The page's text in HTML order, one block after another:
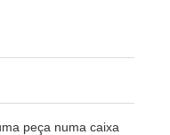
peça numa caixa